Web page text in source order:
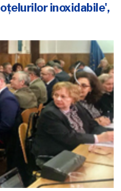
inoxidabile',